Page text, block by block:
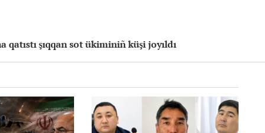
qatıstı şıqqan sot ükiminiñ küşi joyıldı